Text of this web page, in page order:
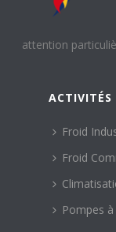
attention
ACTIVITÉS
Froid
Froid
Pompes